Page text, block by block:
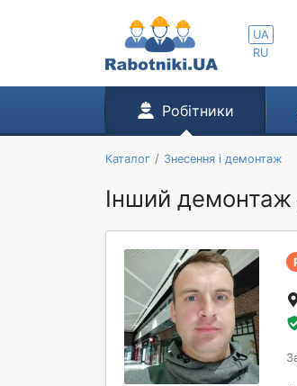
UA
RU
Робітники
Каталог Знесення і демонтаж
Інший